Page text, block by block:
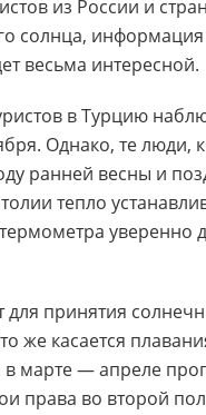
из России и
солнца,
весьма интересной.
в Турцию
Однако, те люди,
ранней весны и
тепло
уверенно
принятия
же касается
марте — апреле
права во второй